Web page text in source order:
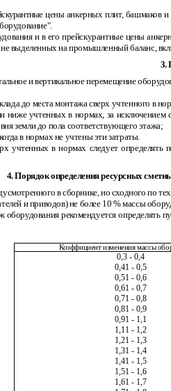
цены анкерных плит,
и в его прейскурантные цены
выделенных на промышленный баланс,
3.
и вертикальное перемещение
до места монтажа сверх учтенного в
ниже учтенных в нормах, за
земли до пола соответствующего этажа;
в нормах не учтены эти затраты.
учтенных в нормах следует
4. Порядок определения ресурсных
в сборнике, но сходного по
и приводов) не более 10 % массы
рекомендуется
Коэффициент изменения массы
0,3 -0,4
0,41 -0,5
0,51 -0,6
0,61 -0,7
0,71 -0,8
0,81 -0,9
0,91 -1,1
1,11 -1,2
1,21 -1,3
1,31 -1,4
1,41 -1,5
1,51 -1,6
1,61 -1,7